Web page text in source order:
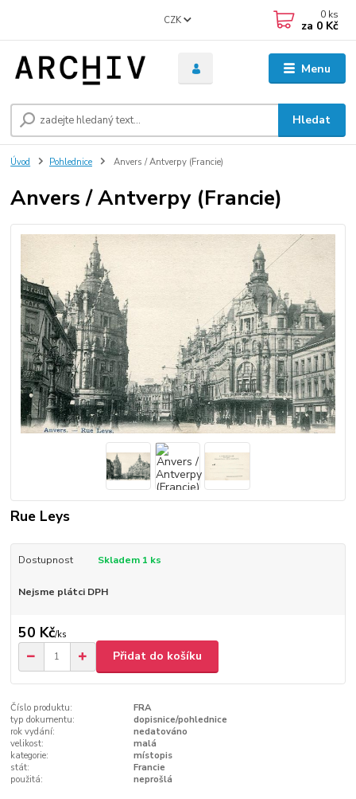
Menu
CZK
Hledat
0 ks
za 0 Kč
Úvod Pohlednice Anvers / Antverpy (Francie)
Anvers / Antverpy (Francie)
Rue Leys
Dostupnost Skladem 1 ks
Nejsme plátci DPH
50 Kč/ks
Přidat do košíku
Číslo produktu:
FRA
typ dokumentu:
dopisnice/pohlednice
rok vydání:
nedatováno
velikost:
malá
kategorie:
místopis
stát:
Francie
použitá:
neprošlá